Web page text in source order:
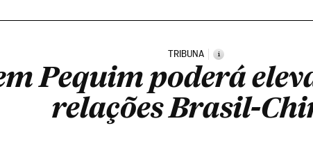
TRIBUNA i
Pequim poderá
relações Brasil-